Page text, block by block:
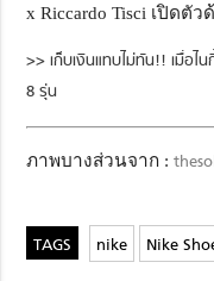
x Riccardo Tisci เปิดตั
>> เก็บเงินแทบไม่ทัน!! เมื่อ
8 รุ่น
ภาพบางส่วนจาก :
nike Nike